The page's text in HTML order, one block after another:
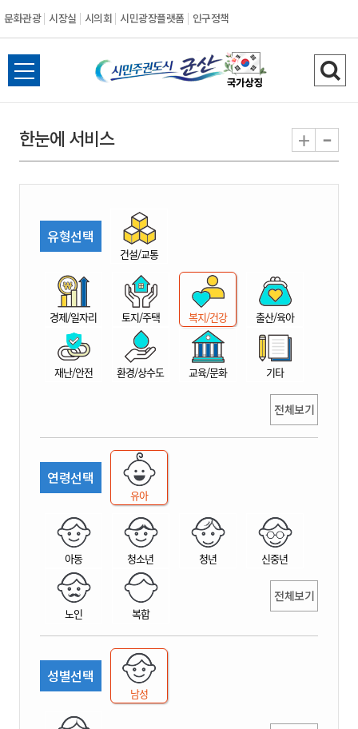
문화관광 시장실 시의회 시민광장플랫폼 인구정책
시
민
권
시
산
전
체
뉴
열
검
색
기
한눈에 서비스 + -
유형선택
건설/교통
경제/일자리 토지/주택 복지/건강 출산/육아
재난/안전 환경/상수도 교육/문화 기타
전체보기
연령선택
유아
아동 청소년 청년 신중년
노인 복합
전체보기
성별선택
남성